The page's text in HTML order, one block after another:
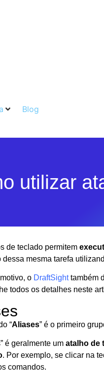
Blog
utilizar
de teclado permitem
dessa mesma tarefa
o DraftSight também
todos os detalhes neste
“Aliases” é o primeiro
é geralmente um atalho de
. Por exemplo, se clicar na
comandos.